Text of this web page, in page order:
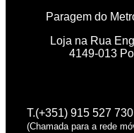
Paragem do
Loja na Rua
4149-013
T.(+351) 915 527 730
(Chamada para a rede